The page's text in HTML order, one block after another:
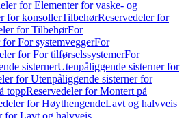
for Elementer for vaske- og
for konsollerTilbehørReservedeler for
for TilbehørFor
for For systemveggerFor
for For tilførselssystemerFor
sisternerUtenpåliggende sisterner for
for Utenpåliggende sisterner for
toppReservedeler for Montert på
for HøythengendeLavt og halvveis
for Lavt og halvveis